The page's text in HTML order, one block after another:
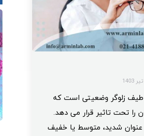
طیف زلوگر وضعیتی است که
تحت تاثیر قرار می دهد.
عنوان شدید، متوسط ​​یا خفیف